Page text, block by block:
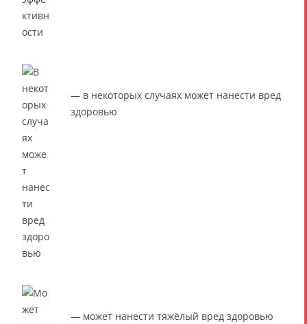
— в некоторых случаях может нанести вред
здоровью
— может нанести тяжёлый вред здоровью